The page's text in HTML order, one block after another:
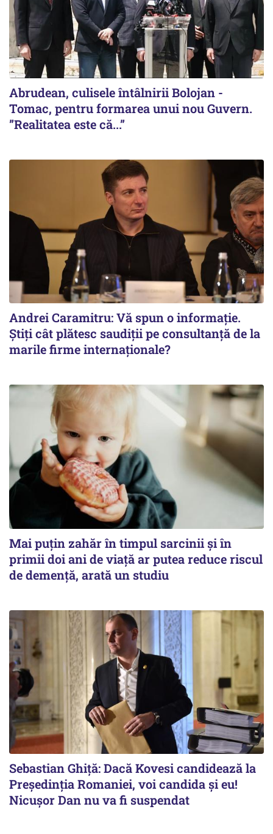
Abrudean, culisele întâlnirii Bolojan -
Tomac, pentru formarea unui nou Guvern.
”Realitatea este că...”
Andrei Caramitru: Vă spun o informație.
Știți cât plătesc saudiții pe consultanță de la
marile firme internaționale?
Mai puțin zahăr în timpul sarcinii și în
primii doi ani de viață ar putea reduce riscul
de demență, arată un studiu
Sebastian Ghiță: Dacă Kovesi candidează la
Președinția Romaniei, voi candida și eu!
Nicușor Dan nu va fi suspendat